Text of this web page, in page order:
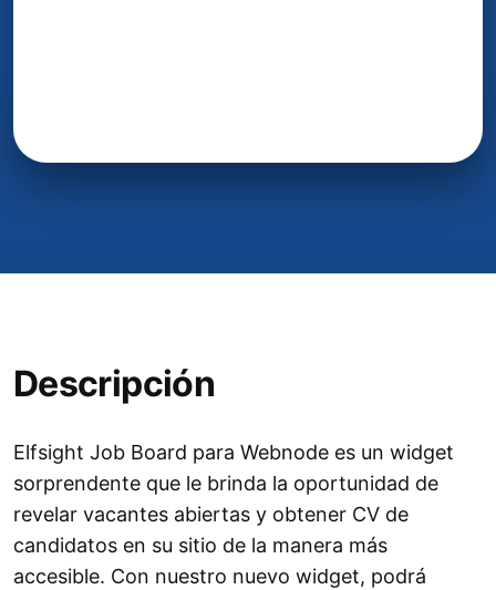
Descripción
Elfsight Job Board para Webnode es un widget
sorprendente que le brinda la oportunidad de
revelar vacantes abiertas y obtener CV de
candidatos en su sitio de la manera más
accesible. Con nuestro nuevo widget, podrá